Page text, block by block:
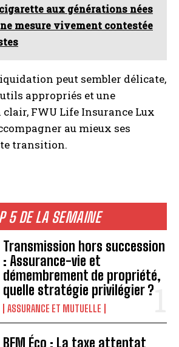
5 DE LA SEMAINE
Transmission hors succession
: Assurance-vie et
démembrement de propriété,
quelle stratégie privilégier ?
ASSURANCE ET MUTUELLE
BFM Éco : La taxe attentat
aux générations nées
mesure vivement contestée
peut sembler délicate,
appropriés et une
FWU Life Insurance Lux
au mieux ses
transition.